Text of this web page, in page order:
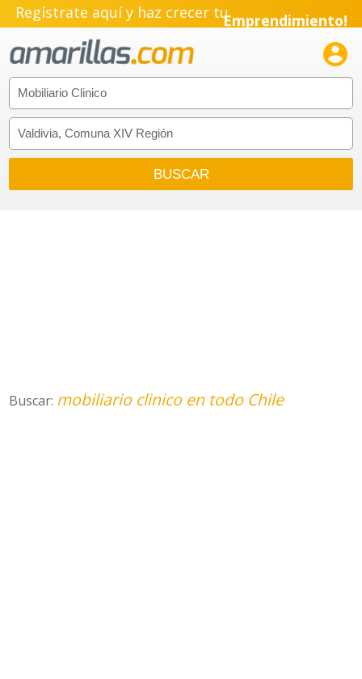
Regístrate aquí y haz crecer tuEmprendimiento!

Buscar: mobiliario clinico en todo Chile